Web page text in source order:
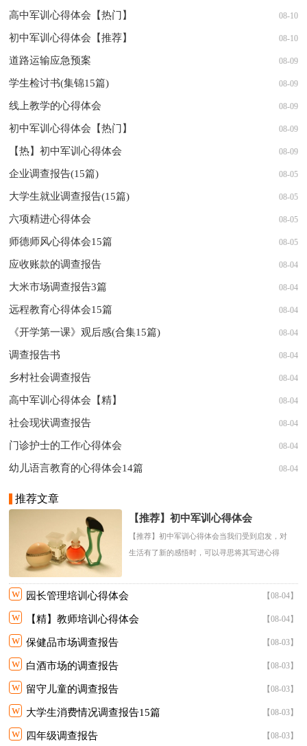
高中军训心得体会【热门】 08-10
初中军训心得体会【推荐】 08-10
道路运输应急预案 08-09
学生检讨书(集锦15篇) 08-09
线上教学的心得体会 08-09
初中军训心得体会【热门】 08-09
【热】初中军训心得体会 08-09
企业调查报告(15篇) 08-05
大学生就业调查报告(15篇) 08-05
六项精进心得体会 08-05
师德师风心得体会15篇 08-05
应收账款的调查报告 08-04
大米市场调查报告3篇 08-04
远程教育心得体会15篇 08-04
《开学第一课》观后感(合集15篇) 08-04
调查报告书 08-04
乡村社会调查报告 08-04
高中军训心得体会【精】 08-04
社会现状调查报告 08-04
门诊护士的工作心得体会 08-04
幼儿语言教育的心得体会14篇 08-04
推荐文章
【推荐】初中军训心得体会
【推荐】初中军训心得体会当我们受到启发，对
生活有了新的感悟时，可以寻思将其写进心得
w 园长管理培训心得体会 【08-04】
w 【精】教师培训心得体会 【08-04】
w 保健品市场调查报告 【08-03】
w 白酒市场的调查报告 【08-03】
w 留守儿童的调查报告 【08-03】
w 大学生消费情况调查报告15篇 【08-03】
w 四年级调查报告 【08-03】